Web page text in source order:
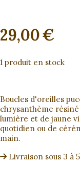
29,00€
1 produit en stock
Boucles d'oreilles
chrysanthème
lumière et de jaune
quotidien ou de
main.
Livraison sous 3 à